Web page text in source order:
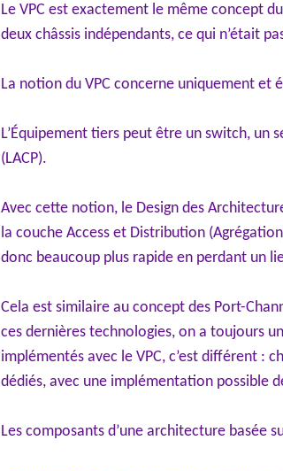
Le VPC est exactement le même concept
deux châssis indépendants, ce qui n’était
La notion du VPC concerne uniquement et
L’Équipement tiers peut être un switch, un
(LACP).
Avec cette notion, le Design des
la couche Access et Distribution
donc beaucoup plus rapide en perdant un
Cela est similaire au concept des Port-
ces dernières technologies, on a toujours
implémentés avec le VPC, c’est différent :
dédiés, avec une implémentation possible
Les composants d’une architecture basée